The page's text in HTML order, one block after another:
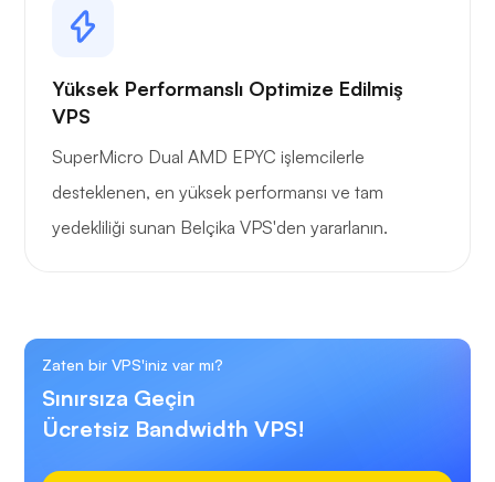
Yüksek Performanslı Optimize Edilmiş
VPS
SuperMicro Dual AMD EPYC işlemcilerle
desteklenen, en yüksek performansı ve tam
yedekliliği sunan Belçika VPS'den yararlanın.
Zaten bir VPS'iniz var mı?
Sınırsıza Geçin
Ücretsiz Bandwidth VPS!